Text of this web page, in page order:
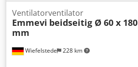
Wiefelstede 228 km
Ventilatorventilator
Emmevi beidseitig Ø 60 x 180
mm